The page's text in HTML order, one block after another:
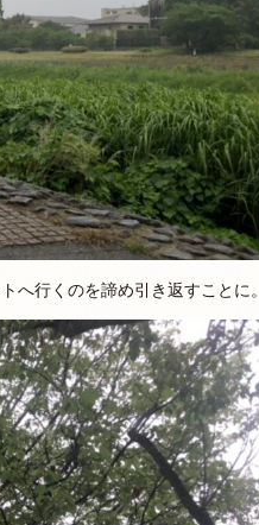
へ行くのを諦め引き返すことに。